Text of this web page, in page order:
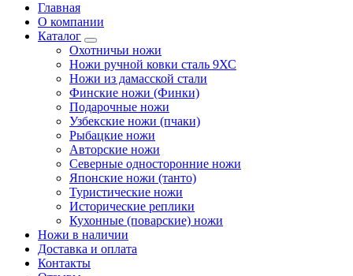
Главная
О компании
Каталог
Охотничьи ножи
Ножи ручной ковки сталь 9ХС
Ножи из дамасской стали
Финские ножи (Финки)
Подарочные ножи
Узбекские ножи (пчаки)
Рыбацкие ножи
Авторские ножи
Северные односторонние ножи
Японские ножи (танто)
Туристические ножи
Исторические реплики
Кухонные (поварские) ножи
Ножи в наличии
Доставка и оплата
Контакты